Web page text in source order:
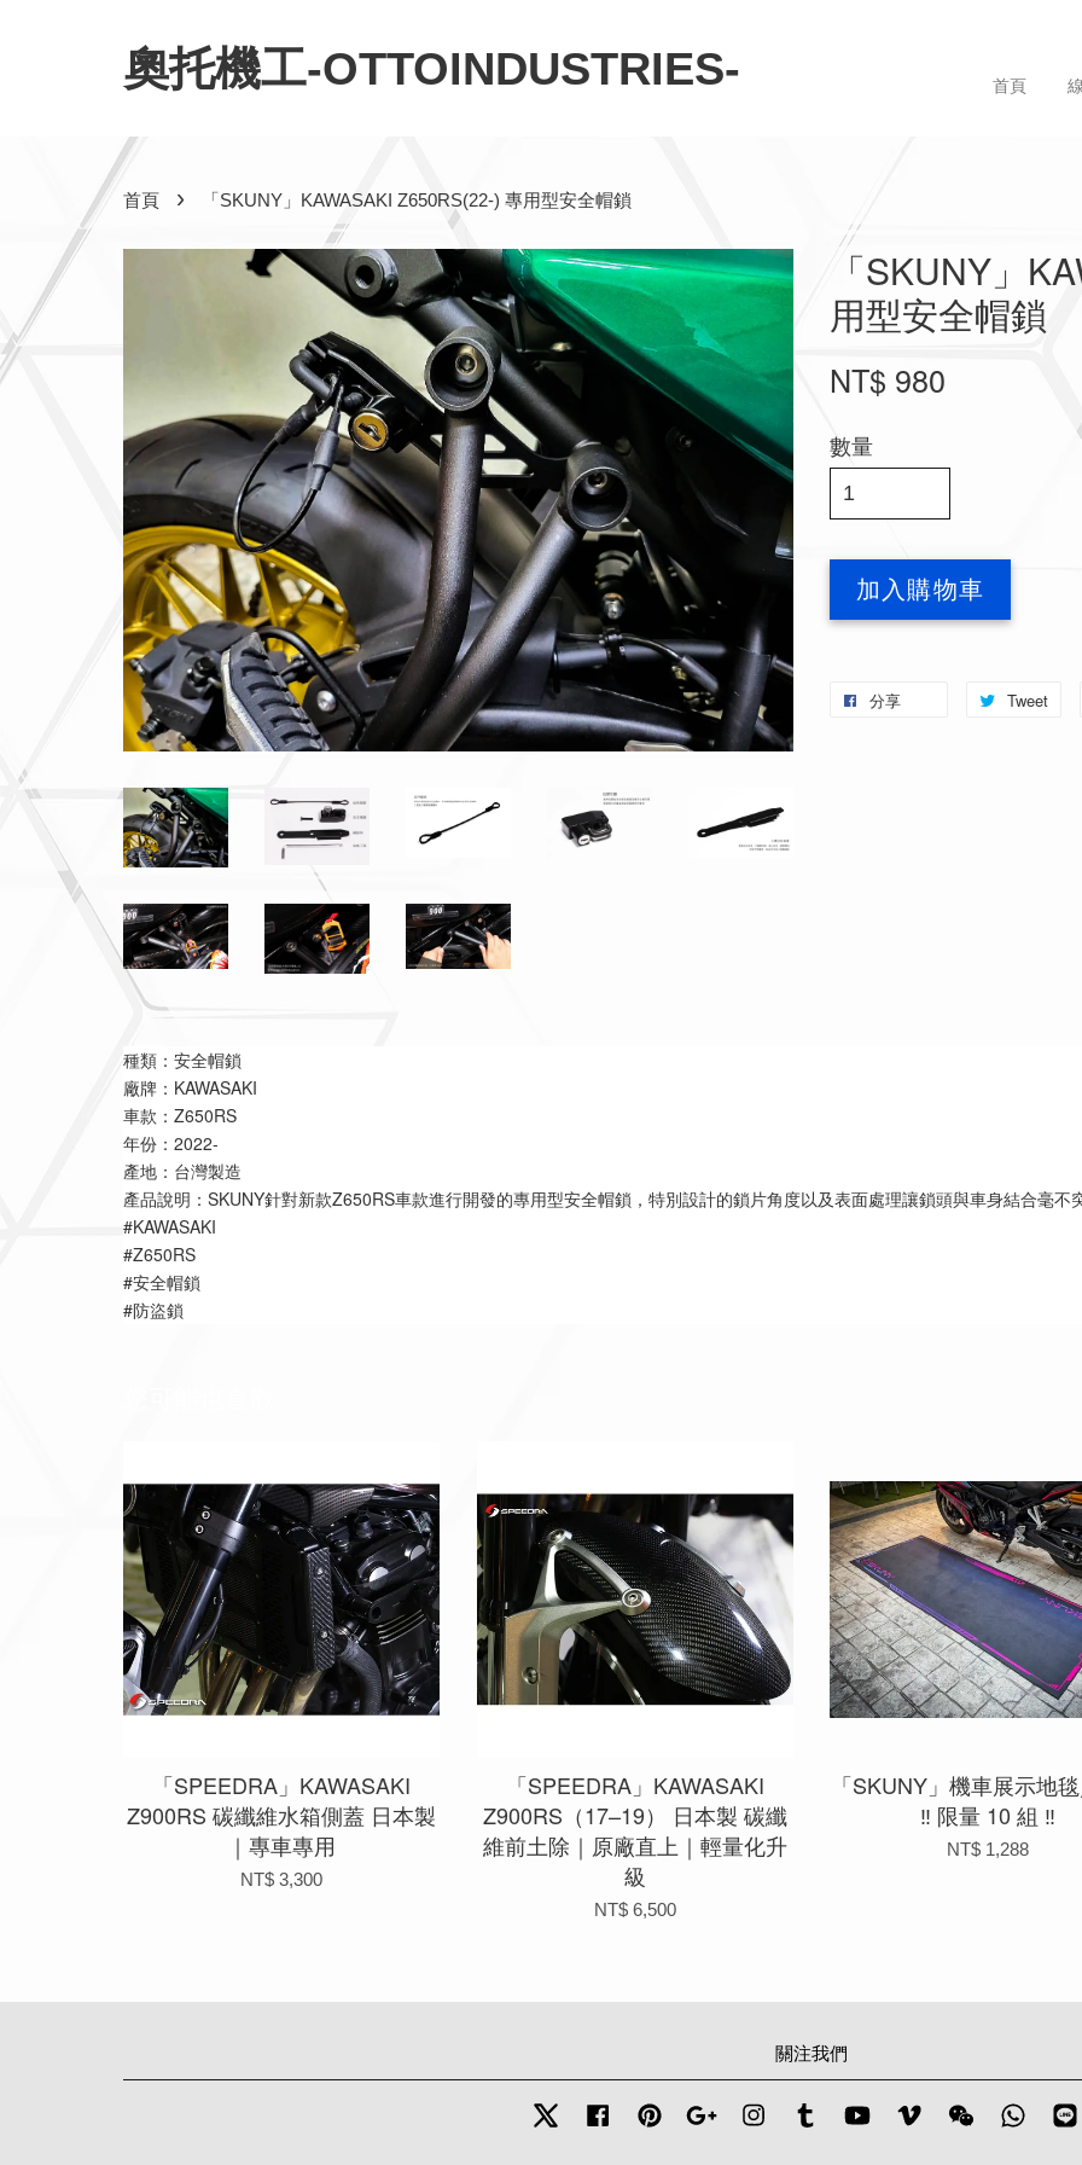
奧托機工-OTTOINDUSTRIES- 首頁
首頁 › 「SKUNY」KAWASAKI Z650RS(22-) 專用型安全帽鎖
「SKUNY」
用型安全帽鎖
NT$ 980
數量
加入購物車
分享 Tweet
種類：安全帽鎖
廠牌：KAWASAKI
車款：Z650RS
年份：2022-
產地：台灣製造
產品說明：SKUNY針對新款Z650RS車款進行開發的專用型安全帽鎖，特別設計的鎖片角度以及表面處理讓鎖頭與車身結合毫不
#KAWASAKI
#Z650RS
#安全帽鎖
#防盜鎖
「SPEEDRA」KAWASAKI
Z900RS 碳纖維水箱側蓋 日本製
｜專車專用
NT$ 3,300
「SPEEDRA」KAWASAKI
Z900RS（17–19） 日本製 碳纖
維前土除｜原廠直上｜輕量化升
級
NT$ 6,500
「SKUNY」機車展示地
‼ 限量 10 組 ‼
NT$ 1,288
關注我們
Twitter FacebookPinterestGoogle InstagramTumblr YouTubeVimeo Wechat